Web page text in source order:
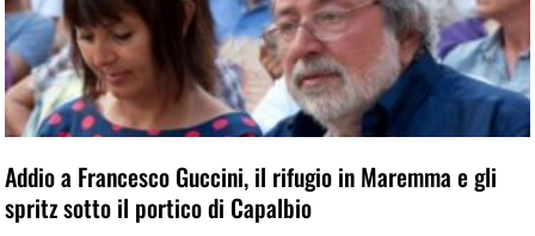
Addio a Francesco Guccini, il rifugio in Maremma e gli
spritz sotto il portico di Capalbio